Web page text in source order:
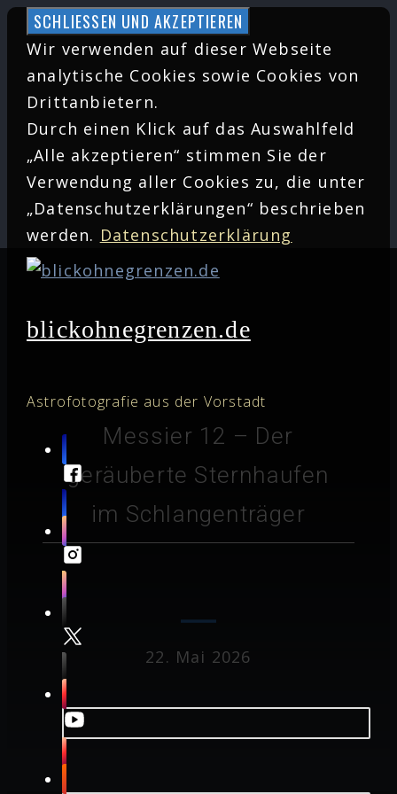
Zum
Inhalt
springen
Wir verwenden auf dieser Webseite
analytische Cookies sowie Cookies von
Drittanbietern.
Durch einen Klick auf das Auswahlfeld
„Alle akzeptieren“ stimmen Sie der
Verwendung aller Cookies zu, die unter
„Datenschutzerklärungen“ beschrieben
werden. Datenschutzerklärung
blickohnegrenzen.de
Astrofotografie aus der Vorstadt
Messier 12 – Der
geräuberte Sternhaufen
im Schlangenträger
22. Mai 2026